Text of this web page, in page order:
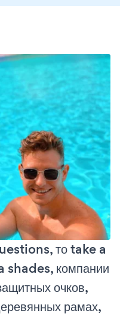
то take a
shades, компании
очков,
рамах,